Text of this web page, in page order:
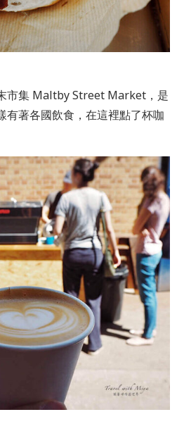
市集 Maltby Street Market，是
有著各國飲食，在這裡點了杯咖